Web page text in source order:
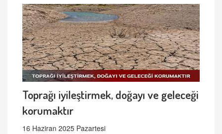
Toprağı iyileştirmek, doğayı ve geleceği
korumaktır
16 Haziran 2025 Pazartesi